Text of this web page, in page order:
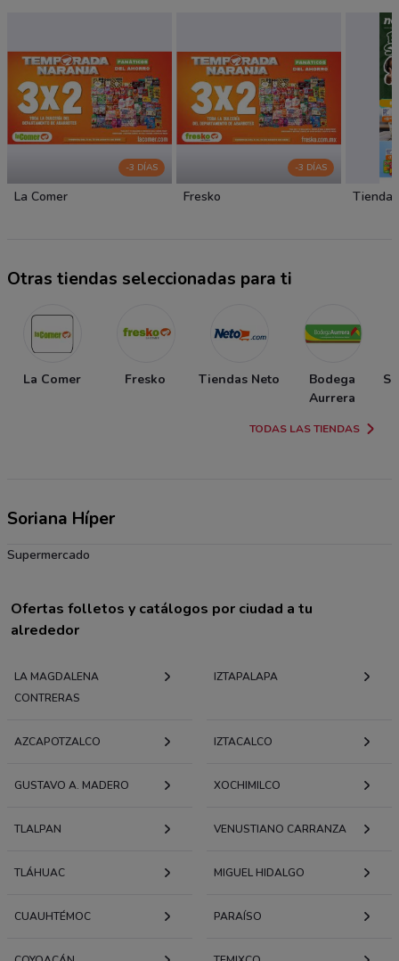
-3 DÍAS
La Comer
-3 DÍAS
Fresko
Otras tiendas seleccionadas para ti
La Comer Fresko Tiendas Neto
Bodega
Aurrera
TODAS LAS TIENDAS
Soriana Híper
Supermercado
Ofertas folletos y catálogos por ciudad a tu
alrededor
LA MAGDALENA
CONTRERAS
IZTAPALAPA
AZCAPOTZALCO IZTACALCO
GUSTAVO A. MADERO XOCHIMILCO
TLALPAN VENUSTIANO CARRANZA
TLÁHUAC MIGUEL HIDALGO
CUAUHTÉMOC PARAÍSO